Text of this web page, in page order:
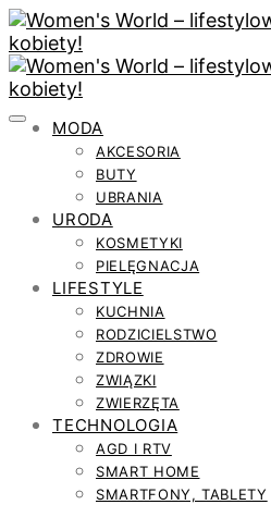
MODA
AKCESORIA
BUTY
UBRANIA
URODA
KOSMETYKI
PIELĘGNACJA
LIFESTYLE
KUCHNIA
RODZICIELSTWO
ZDROWIE
ZWIĄZKI
ZWIERZĘTA
TECHNOLOGIA
AGD I RTV
SMART HOME
SMARTFONY, TABLETY